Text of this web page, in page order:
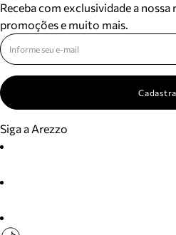
Receba com exclusividade a
promoções e muito mais.
Siga a Arezzo